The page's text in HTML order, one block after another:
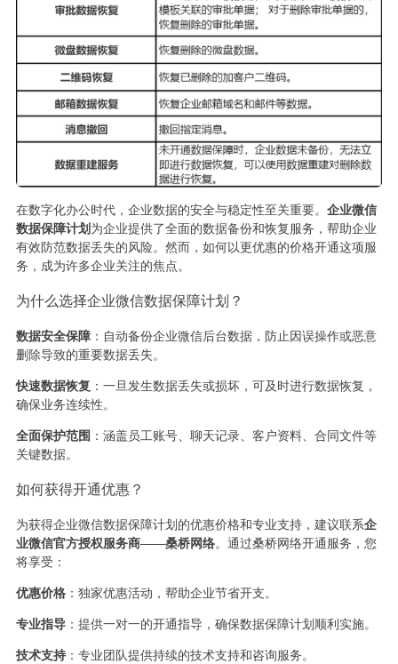
在数字化办公时代，企业数据的安全与稳定性至关重要。 企业微信
数据保障计划 为企业提供了全面的数据备份和恢复服务，帮助企业
有效防范数据丢失的风险。然而，如何以更优惠的价格开通这项服
务，成为许多企业关注的焦点。
为什么选择企业微信数据保障计划？
数据安全保障：自动备份企业微信后台数据，防止因误操作或恶意
删除导致的重要数据丢失。
快速数据恢复 ：一旦发生数据丢失或损坏，可及时进行数据恢复，
确保业务连续性。
全面保护范围 ：涵盖员工账号、聊天记录、客户资料、合同文件等
关键数据。
如何获得开通优惠？
为获得企业微信数据保障计划的优惠价格和专业支持，建议联系企
业微信官方授权服务商——桑桥网络。通过桑桥网络开通服务，您
将享受：
优惠价格：独家优惠活动，帮助企业节省开支。
专业指导：提供一对一的开通指导，确保数据保障计划顺利实施。
技术支持：专业团队提供持续的技术支持和咨询服务。